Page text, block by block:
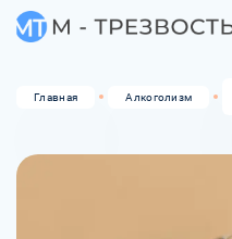
Главная Алкоголизм